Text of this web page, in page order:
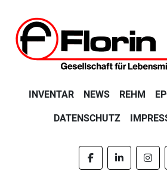
INVENTAR NEWS REHM
DATENSCHUTZ
facebooklinkedin